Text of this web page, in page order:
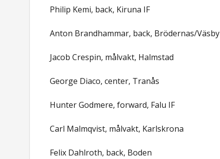
Philip Kemi, back, Kiruna IF
Anton Brandhammar, back, Brödernas/Väsby
Jacob Crespin, målvakt, Halmstad
George Diaco, center, Tranås
Hunter Godmere, forward, Falu IF
Carl Malmqvist, målvakt, Karlskrona
Felix Dahlroth, back, Boden